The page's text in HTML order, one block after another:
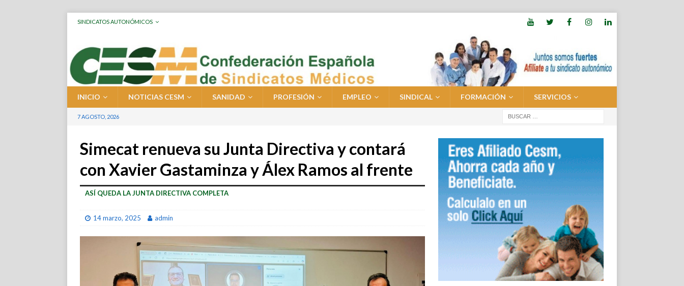
SINDICATOS AUTONÓMICOS
INICIO NOTICIAS CESM SANIDAD PROFESIÓN EMPLEO SINDICAL FORMACIÓN SERVICIOS
7 AGOSTO, 2026
Simecat renueva su Junta Directiva y contará
con Xavier Gastaminza y Álex Ramos al frente
ASÍ QUEDA LA JUNTA DIRECTIVA COMPLETA
14 marzo, 2025 admin